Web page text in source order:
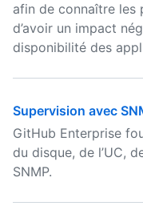
afin de connaître les
d’avoir un impact
disponibilité des
Supervision avec
GitHub Enterprise
du disque, de l’UC,
SNMP.